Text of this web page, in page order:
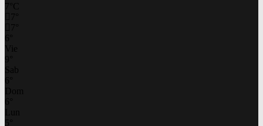
7 C
7
7
6
Vie
9
Sab
6
Dom
6
Lun
5